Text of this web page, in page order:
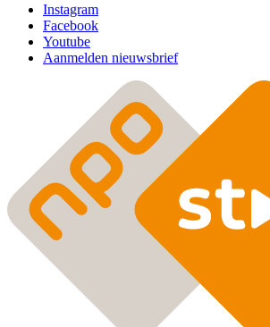
Instagram
Facebook
Youtube
Aanmelden nieuwsbrief